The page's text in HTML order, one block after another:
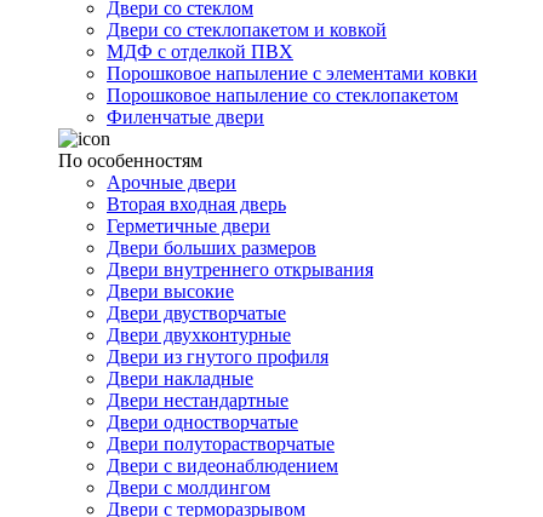
Двери со стеклом
Двери со стеклопакетом и ковкой
МДФ с отделкой ПВХ
Порошковое напыление с элементами ковки
Порошковое напыление со стеклопакетом
Филенчатые двери
По особенностям
Арочные двери
Вторая входная дверь
Герметичные двери
Двери больших размеров
Двери внутреннего открывания
Двери высокие
Двери двустворчатые
Двери двухконтурные
Двери из гнутого профиля
Двери накладные
Двери нестандартные
Двери одностворчатые
Двери полуторастворчатые
Двери с видеонаблюдением
Двери с молдингом
Двери с терморазрывом